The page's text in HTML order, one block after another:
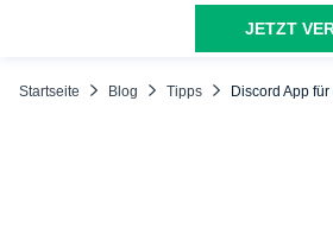
JETZT
Startseite Blog Tipps
Was ist Discord?